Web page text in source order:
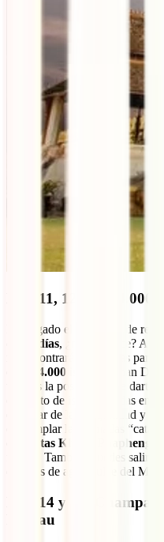
Días 11, 12 y 13: 4.000
Ha llegado el momento de
de 15 días, ¿no te parece?
no encontrarás las playas
4.000 islas
(Si Phan
tendrás la posibilidad de darte
conjunto de islas ubicadas en
disfrutar de la tranquilidad y
contemplar las llamadas
cataratas Khone Phapheng
fluvial. También puedes salir a
delfines de agua dulce del
Días 14 y 15:
Plateau